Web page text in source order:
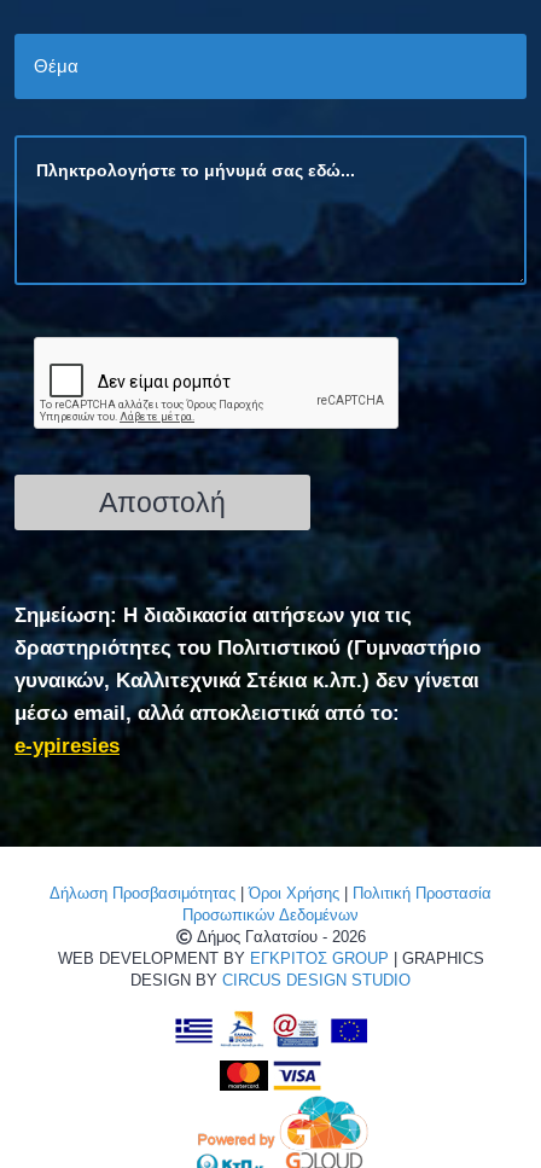
Σημείωση: Η διαδικασία αιτήσεων για τις
δραστηριότητες του Πολιτιστικού (Γυμναστήριο
γυναικών, Καλλιτεχνικά Στέκια κ.λπ.) δεν γίνεται
μέσω email, αλλά αποκλειστικά από το:
e-ypiresies
Δήλωση Προσβασιμότητας |Όροι Χρήσης
Πολιτική Προστασία
Προσωπικών Δεδομένων
Δήμος Γαλατσίου - 2026
WEB DEVELOPMENT BY ΕΓΚΡΙΤΟΣ GROUP | GRAPHICS
DESIGN BY CIRCUS DESIGN STUDIO